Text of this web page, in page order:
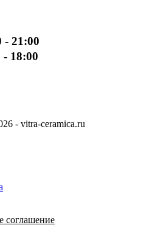
- 21:00
- 18:00
- vitra-ceramica.ru
соглашение